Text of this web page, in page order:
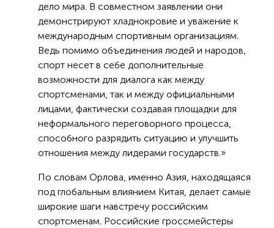
дело мира. В совместном заявлении они
демонстрируют хладнокровие и уважение к
международным спортивным организациям.
Ведь помимо объединения людей и народов,
спорт несет в себе дополнительные
возможности для диалога как между
спортсменами, так и между официальными
лицами, фактически создавая площадки для
неформального переговорного процесса,
способного разрядить ситуацию и улучшить
отношения между лидерами государств.»
По словам Орлова, именно Азия, находящаяся
под глобальным влиянием Китая, делает самые
широкие шаги навстречу российским
спортсменам. Российские гроссмейстеры